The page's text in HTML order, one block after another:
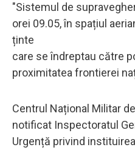
"Sistemul de
orei 09.05, în spațiul
ținte
care se îndreptau către
proximitatea frontierei
Centrul Național Militar
notificat Inspectoratul
Urgență privind